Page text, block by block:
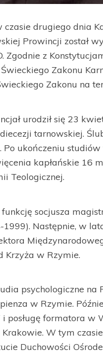
czasie drugiego dnia
Prowincji został
Zgodnie z
Zakonu
Zakonu na
urodził się 23
tarnowskiej.
Po ukończeniu
kapłańskie 16
Teologicznej.
funkcję socjusza
Następnie, w
Krzyża w Rzymie.
psychologiczne
w Rzymie.
i posługę formatora w
W tym
Duchowości